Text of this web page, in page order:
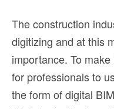
The construction
digitizing and at this
importance. To
for professionals to
the form of digital